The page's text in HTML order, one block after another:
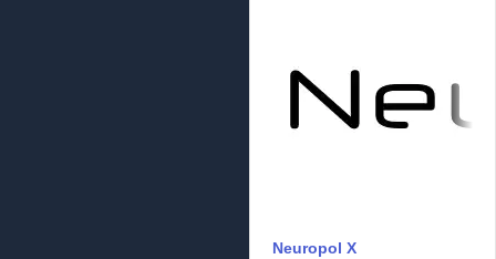
Neuropol X